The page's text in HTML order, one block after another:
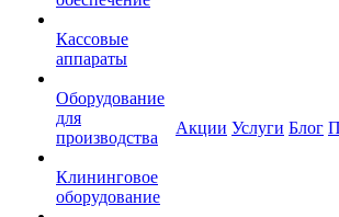
Кассовые
аппараты
Оборудование
для
производства
Клининговое
оборудование
Акции Услуги Блог